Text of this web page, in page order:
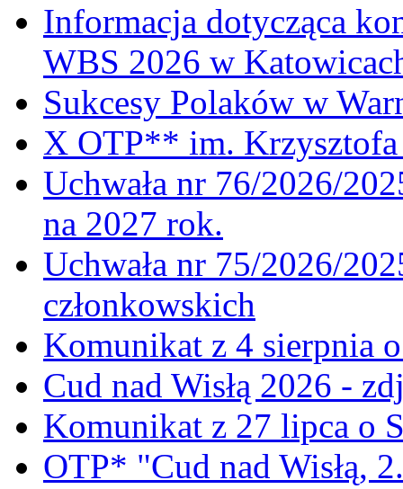
Informacja dotycząca
WBS 2026 w
Sukcesy Polaków w
X OTP** im. Krzysztofa
Uchwała nr 76/2026/
na 2027 rok.
Uchwała nr 75/2026/
członkowskich
Komunikat z 4 sierpnia
Cud nad Wisłą 2026 -
Komunikat z 27 lipca o
OTP* "Cud nad Wisłą,